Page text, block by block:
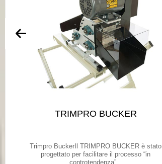
TRIMPRO BUCKER
Trimpro BuckerIl TRIMPRO BUCKER è stato
progettato per facilitare il processo “in
controtendenza”...